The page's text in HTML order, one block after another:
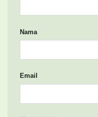
Nama
Email